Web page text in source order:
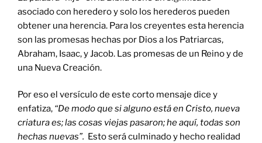
asociado con heredero y solo los herederos pueden
obtener una herencia. Para los creyentes esta herencia
son las promesas hechas por Dios a los Patriarcas,
Abraham, Isaac, y Jacob. Las promesas de un Reino y de
una Nueva Creación.
Por eso el versículo de este corto mensaje dice y
enfatiza, “De modo que si alguno estáen Cristo, nueva
criatura es; las cosas viejas pasaron; he aquí, todas son
hechas nuevas”. Esto será culminado y hecho realidad